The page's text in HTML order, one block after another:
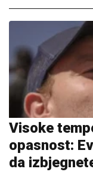
Visoke
opasnost:
da